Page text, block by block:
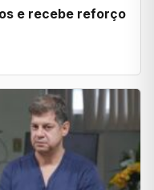
e recebe reforço